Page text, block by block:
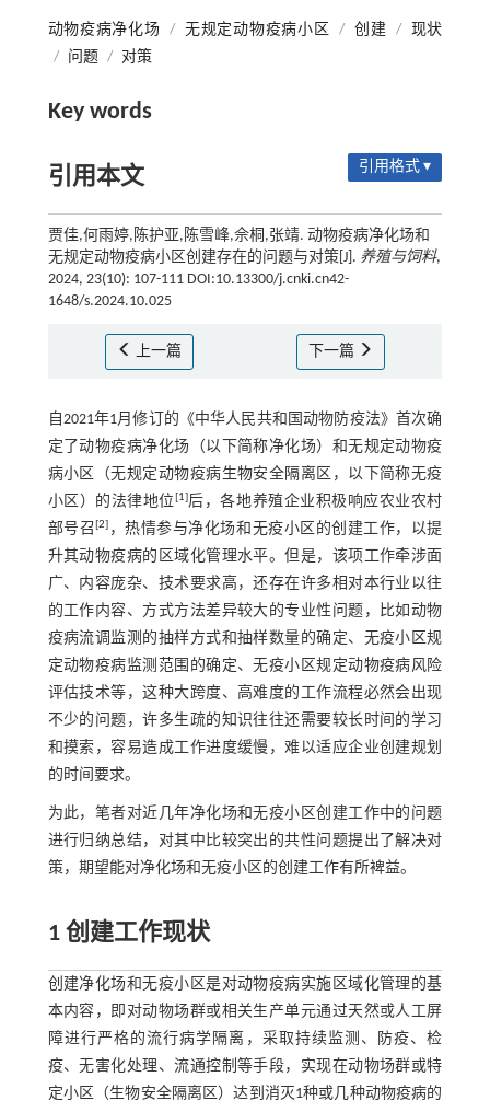
动物疫病净化场 / 无规定动物疫病小区 / 创建 / 现状
/
问题 / 对策
Key words
引用本文 引用格式 ▾
贾佳,何雨婷,陈护亚,陈雪峰,佘桐,张靖. 动物疫病净化场和
无规定动物疫病小区创建存在的问题与对策[J]. 养殖与饲料,
2024, 23(10): 107-111 DOI:10.13300/j.cnki.cn42-
1648/s.2024.10.025
上一篇 下一篇
自2021年1月修订的《中华人民共和国动物防疫法》首次确
定了动物疫病净化场（以下简称净化场）和无规定动物疫
病小区（无规定动物疫病生物安全隔离区，以下简称无疫
小区）的法律地位[1]后，各地养殖企业积极响应农业农村
部号召[2] ，热情参与净化场和无疫小区的创建工作，以提
升其动物疫病的区域化管理水平。但是，该项工作牵涉面
广、内容庞杂、技术要求高，还存在许多相对本行业以往
的工作内容、方式方法差异较大的专业性问题，比如动物
疫病流调监测的抽样方式和抽样数量的确定、无疫小区规
定动物疫病监测范围的确定、无疫小区规定动物疫病风险
评估技术等，这种大跨度、高难度的工作流程必然会出现
不少的问题，许多生疏的知识往往还需要较长时间的学习
和摸索，容易造成工作进度缓慢，难以适应企业创建规划
的时间要求。
为此，笔者对近几年净化场和无疫小区创建工作中的问题
进行归纳总结，对其中比较突出的共性问题提出了解决对
策，期望能对净化场和无疫小区的创建工作有所裨益。
1 创建工作现状
创建净化场和无疫小区是对动物疫病实施区域化管理的基
本内容，即对动物场群或相关生产单元通过天然或人工屏
障进行严格的流行病学隔离，采取持续监测、防疫、检
疫、无害化处理、流通控制等手段，实现在动物场群或特
定小区（生物安全隔离区）达到消灭1种或几种动物疫病的